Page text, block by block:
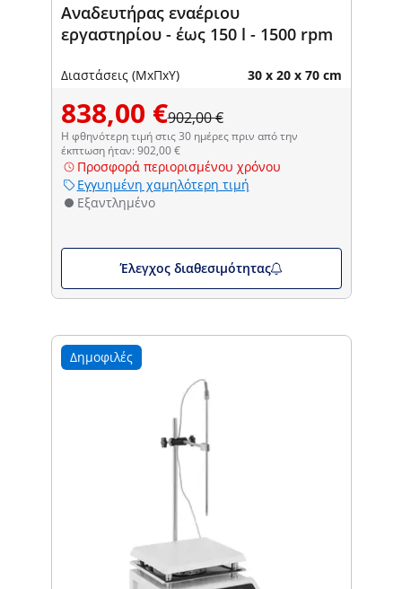
Αναδευτήρας εναέριου
εργαστηρίου - έως 150 l - 1500 rpm
Διαστάσεις (ΜxΠxΥ) 30 x 20 x 70 cm
838,00 €902,00 €
Η φθηνότερη τιμή στις 30 ημέρες πριν από την
έκπτωση ήταν: 902,00 €
Προσφορά περιορισμένου χρόνου
Εγγυημένη χαμηλότερη τιμή
Εξαντλημένο
Έλεγχος διαθεσιμότητας
Δημοφιλές